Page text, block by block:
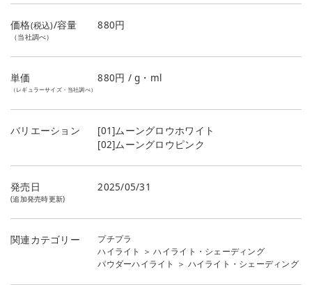
価格(税込)/容量
（当社調べ）
880円
単価
（レギュラーサイズ・当社調べ）
880円 / g・ml
バリエーション
[01]ムーングロウホワイト
[02]ムーングロウピンク
発売日
(追加発売時更新)
2025/05/31
関連カテゴリー
プチプラ
ハイライト ＞ハイライト・シェーディング
パウダーハイライト ＞ ハイライト・シェーディング